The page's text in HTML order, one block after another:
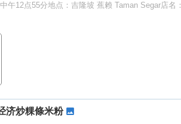
午12点55分地点：吉隆坡 蕉赖 Taman Segar店
济炒粿條米粉